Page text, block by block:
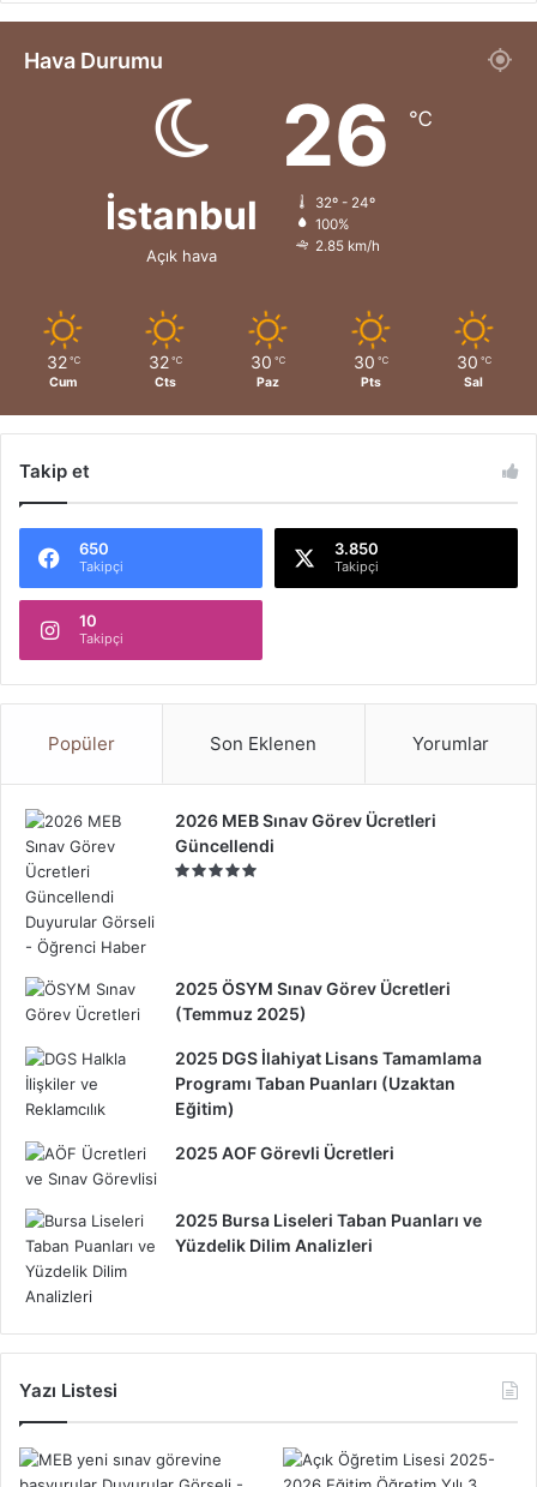
Hava Durumu
İstanbul
Açık hava
26 ℃
32º - 24º
100%
2.85 km/h
32 ℃
Cum
32 ℃
Cts
30 ℃
Paz
30 ℃
Pts
30 ℃
Sal
Takip et
650
Takipçi
3.850
Takipçi
10
Takipçi
Popüler Son Eklenen Yorumlar
2026 MEB Sınav Görev Ücretleri
Güncellendi
2025 ÖSYM Sınav Görev Ücretleri
(Temmuz 2025)
2025 DGS İlahiyat Lisans Tamamlama
Programı Taban Puanları (Uzaktan
Eğitim)
2025 AOF Görevli Ücretleri
2025 Bursa Liseleri Taban Puanları ve
Yüzdelik Dilim Analizleri
Yazı Listesi